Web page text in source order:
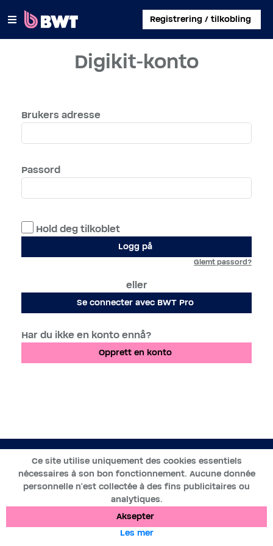
Registrering / tilkobling
×
REGISTRER ET KIT UTEN KONTO
KONTAKT
Digikit-konto
Brukers adresse
Passord
Hold deg tilkoblet
Logg på
Glemt passord?
eller
Se connecter avec BWT Pro
Har du ikke en konto ennå?
Opprett en konto
NO
2019-2025 ©BWT by Wess Soft - Alle rettigheter reservert
DatabeskyttelseInformasjonskapslerJuridiske merknader
Aksepter
Ce site utilise uniquement des cookies essentiels
nécessaires à son bon fonctionnement. Aucune donnée
personnelle n’est collectée à des fins publicitaires ou
analytiques.
Les mer